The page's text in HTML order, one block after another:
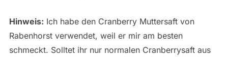
Hinweis: Ich habe den Cranberry Muttersaft von
Rabenhorst verwendet, weil er mir am besten
schmeckt. Solltet ihr nur normalen Cranberrysaft aus